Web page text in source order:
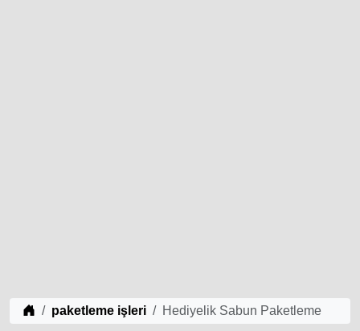
iş Fikirleri
paketleme işleri Hediyelik Sabun Paketleme